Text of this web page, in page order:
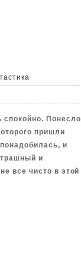
спокойно. Понесло
пришли
и
и
все чисто в этой